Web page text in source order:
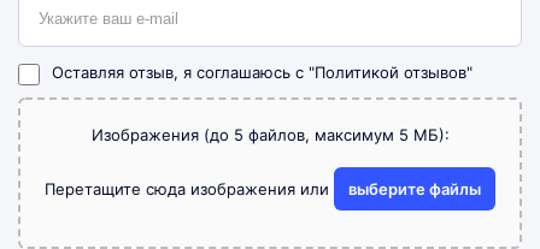
Оставляя отзыв, я соглашаюсь с "Политикой отзывов"
Изображения (до 5 файлов, максимум 5 МБ):
Перетащите сюда изображения или выберите файлы